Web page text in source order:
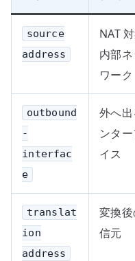
source
address
NAT
内部ネ
ワーク
outbound
-
interfac
e
外へ出
ンタ
イス
translat
ion
address
変換
信元